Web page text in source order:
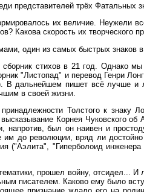
представителей трёх Фатальных
их величие. Неужели
Какова скорость их творческого
один из самых быстрых знаков
стихов в 21 год. Однако
"Листопад" и перевод Генри
дальнейшем пишет всё лучше и
в своей жизни.
Толстого к
Корнея
был он наивен и
им до революции, вряд ли
"Гиперболоид
прошел войну, отсидел...
писателем. Каково ему было